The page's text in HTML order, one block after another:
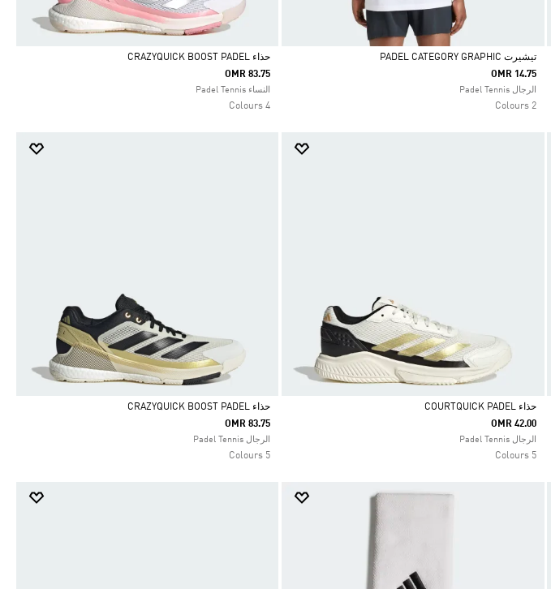
Selected
تيشيرت PADEL CATEGORY GRAPHIC
OMR 14.75
الرجال Padel Tennis
2 Colours
Selected
حذاء CRAZYQUICK BOOST PADEL
OMR 83.75
النساء Padel Tennis
4 Colours
Selected
حذاء COURTQUICK PADEL
OMR 42.00
الرجال Padel Tennis
5 Colours
Selected
حذاء CRAZYQUICK BOOST PADEL
OMR 83.75
الرجال Padel Tennis
5 Colours